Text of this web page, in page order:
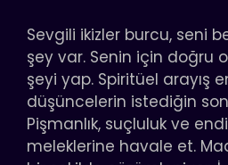
Sevgili ikizler burcu, seni
şey var. Senin için doğru
şeyi yap. Spiritüel arayış
düşüncelerin istediğin
Pişmanlık, suçluluk ve
meleklerine havale et.